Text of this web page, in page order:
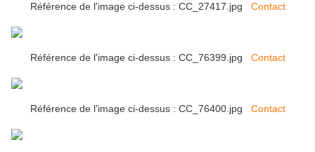
Référence de l'image ci-dessus : CC_27417.jpg Contact
Référence de l'image ci-dessus : CC_76399.jpg Contact
Référence de l'image ci-dessus : CC_76400.jpg Contact